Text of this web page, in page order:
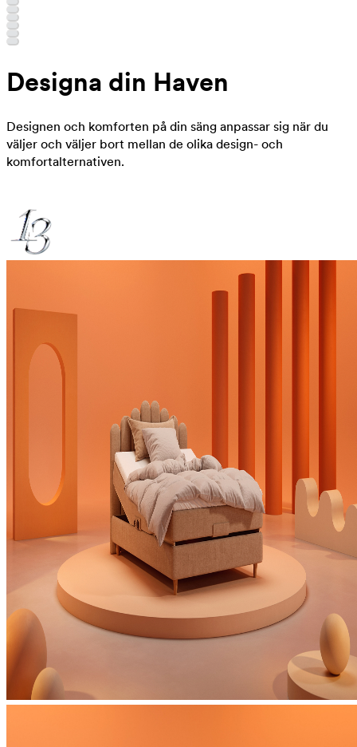
Designa din Haven
Designen och komforten på din säng anpassar sig när du
väljer och väljer bort mellan de olika design- och
komfortalternativen.